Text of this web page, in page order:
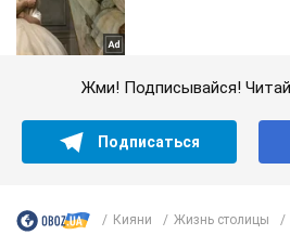
Жми! Подписывайся!
Подписаться
Кияни Жизнь столицы